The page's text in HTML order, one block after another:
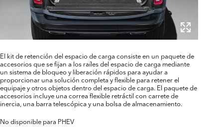
El kit de retención del espacio de carga consiste en un paquete de
accesorios que se fijan a los raíles del espacio de carga mediante
un sistema de bloqueo y liberación rápidos para ayudar a
proporcionar una solución completa y flexible para retener el
equipaje y otros objetos dentro del espacio de carga. El paquete de
accesorios incluye una correa flexible retráctil con carrete de
inercia, una barra telescópica y una bolsa de almacenamiento.
No disponible para PHEV